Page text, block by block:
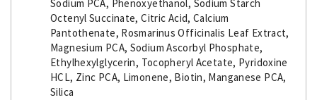
Sodium PCA, Phenoxyethanol, Sodium Starch
Octenyl Succinate, Citric Acid, Calcium
Pantothenate, Rosmarinus Officinalis Leaf Extract,
Magnesium PCA, Sodium Ascorbyl Phosphate,
Ethylhexylglycerin, Tocopheryl Acetate, Pyridoxine
HCL, Zinc PCA, Limonene, Biotin, Manganese PCA,
Silica